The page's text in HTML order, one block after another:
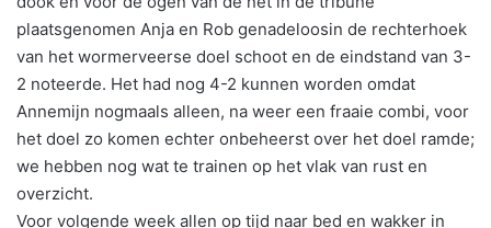
plaatsgenomen Anja en Rob genadeloosin de rechterhoek
van het wormerveerse doel schoot en de eindstand van 3-
2 noteerde. Het had nog 4-2 kunnen worden omdat
Annemijn nogmaals alleen, na weer een fraaie combi, voor
het doel zo komen echter onbeheerst over het doel ramde;
we hebben nog wat te trainen op het vlak van rust en
overzicht.
Voor volgende week allen op tijd naar bed en wakker in